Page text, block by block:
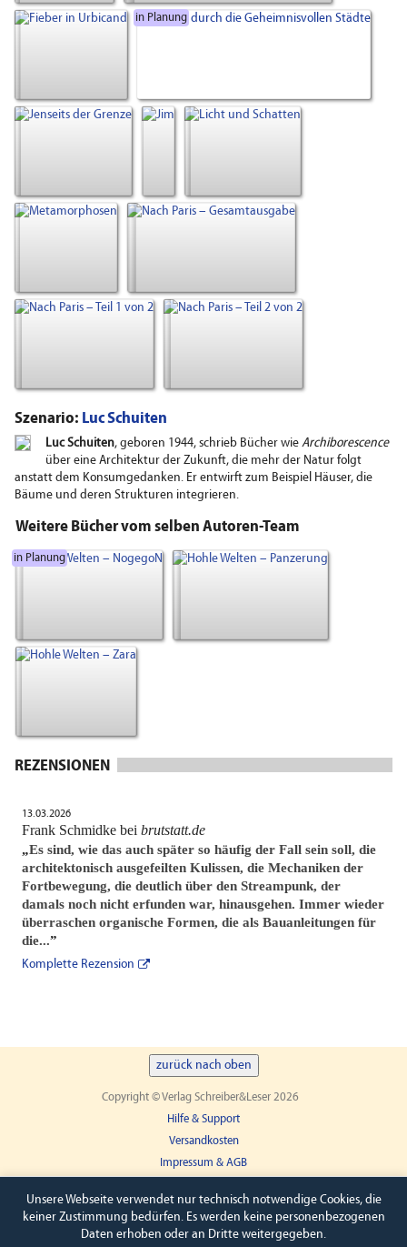
in Planung
Szenario: Luc Schuiten
Luc Schuiten, geboren 1944, schrieb Bücher wie Archiborescence
über eine Architektur der Zukunft, die mehr der Natur folgt
anstatt dem Konsumgedanken. Er entwirft zum Beispiel Häuser, die
Bäume und deren Strukturen integrieren.
Weitere Bücher vom selben Autoren-Team
in Planung
REZENSIONEN
13.03.2026
Frank Schmidke bei brutstatt.de
„Es sind, wie das auch später so häufig der Fall sein soll, die
architektonisch ausgefeilten Kulissen, die Mechaniken der
Fortbewegung, die deutlich über den Streampunk, der
damals noch nicht erfunden war, hinausgehen. Immer wieder
überraschen organische Formen, die als Bauanleitungen für
die...”
Komplette Rezension
zurück nach oben
Copyright © Verlag Schreiber&Leser 2026
Hilfe & Support
Versandkosten
Impressum & AGB
Unsere Webseite verwendet nur technisch notwendige Cookies, die
keiner Zustimmung bedürfen. Es werden keine personenbezogenen
Daten erhoben oder an Dritte weitergegeben.